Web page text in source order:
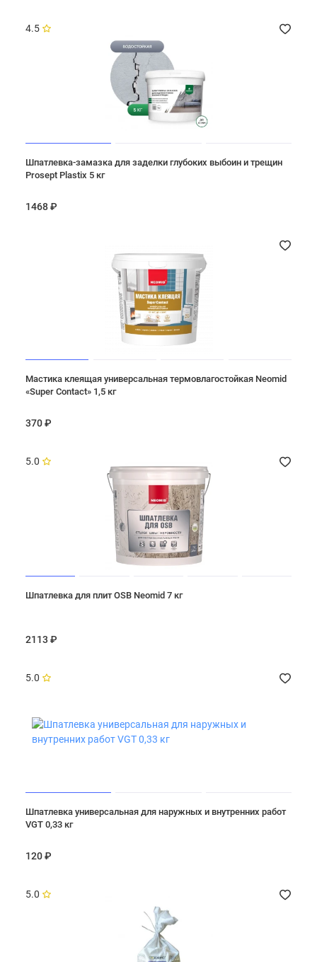
4.5
Шпатлевка-замазка для заделки глубоких выбоин и трещин
Prosept Plastix 5 кг
1468 ₽
Мастика клеящая универсальная термовлагостойкая Neomid
«Super Contact» 1,5 кг
370 ₽
5.0
Шпатлевка для плит OSB Neomid 7 кг
2113 ₽
5.0
Шпатлевка универсальная для наружных и внутренних работ
VGT 0,33 кг
120 ₽
5.0